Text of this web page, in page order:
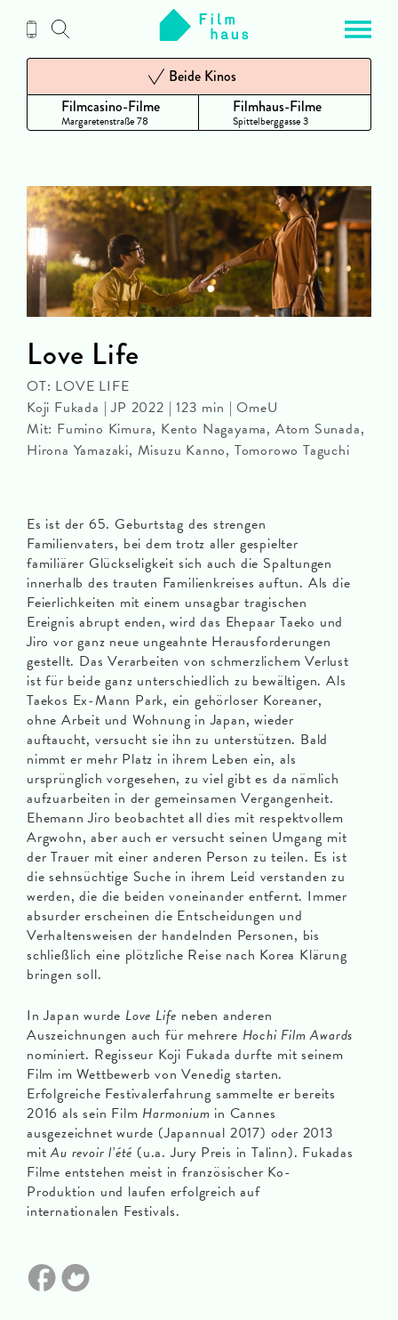
Inhalt
Filmcasino-Filme
Margaretenstraße 78
Beide Kinos
Filmhaus-Filme
Spittelberggasse 3
Es ist der 65. Geburtstag des strengen
Familienvaters, bei dem trotz aller gespielter
familiärer Glückseligkeit sich auch die Spaltungen
innerhalb des trauten Familienkreises auftun. Als die
Feierlichkeiten mit einem unsagbar tragischen
Ereignis abrupt enden, wird das Ehepaar Taeko und
Jiro vor ganz neue ungeahnte Herausforderungen
gestellt. Das Verarbeiten von schmerzlichem Verlust
ist für beide ganz unterschiedlich zu bewältigen. Als
Taekos Ex-Mann Park, ein gehörloser Koreaner,
ohne Arbeit und Wohnung in Japan, wieder
auftaucht, versucht sie ihn zu unterstützen. Bald
nimmt er mehr Platz in ihrem Leben ein, als
ursprünglich vorgesehen, zu viel gibt es da nämlich
aufzuarbeiten in der gemeinsamen Vergangenheit.
Ehemann Jiro beobachtet all dies mit respektvollem
Argwohn, aber auch er versucht seinen Umgang mit
der Trauer mit einer anderen Person zu teilen. Es ist
die sehnsüchtige Suche in ihrem Leid verstanden zu
werden, die die beiden voneinander entfernt. Immer
absurder erscheinen die Entscheidungen und
Verhaltensweisen der handelnden Personen, bis
schließlich eine plötzliche Reise nach Korea Klärung
bringen soll.
In Japan wurde Love Life neben anderen
Auszeichnungen auch für mehrere Hochi Film Awards
nominiert. Regisseur Koji Fukada durfte mit seinem
Film im Wettbewerb von Venedig starten.
Erfolgreiche Festivalerfahrung sammelte er bereits
2016 als sein Film Harmonium in Cannes
ausgezeichnet wurde (Japannual 2017) oder 2013
mitAu revoir l’été (u.a. Jury Preis in Talinn). Fukadas
Filme entstehen meist in französischer Ko-
Produktion und laufen erfolgreich auf
internationalen Festivals.
Love Life
OT: LOVE LIFE
Koji Fukada | JP 2022 | 123 min | OmeU
Mit: Fumino Kimura, Kento Nagayama, Atom Sunada,
Hirona Yamazaki, Misuzu Kanno, Tomorowo Taguchi